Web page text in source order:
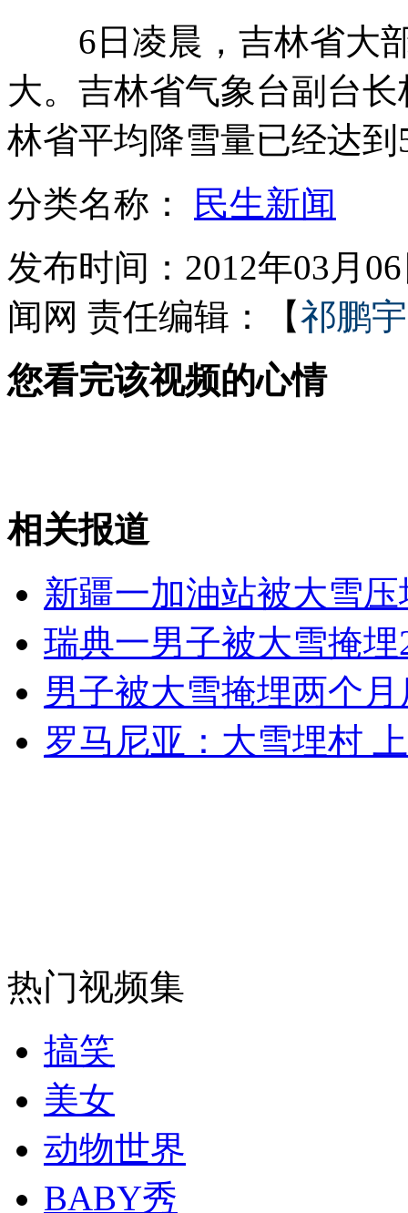
女子买旧收音机里发现三万存单
温家宝：不到最后一刻 绝不松套
山西运城恶犬咬伤多人 警民合力深夜将其击毙
女孩北京地铁殴打老人 痛下狠手拳打脚踢
无痛分娩是否安全 医生回应
安徽一实载49人客车翻车
走！跟着总书记去植树
消防员救轻生者 花炮节热闹非凡 减压"枕头大战"
6日凌晨，吉林省大部
大。吉林省气象台副台
林省平均降雪量已经达到
分类名称：
民生新闻
发布时间：2012年03月
闻网 责任编辑：【祁鹏宇
您看完该视频的心情
相关报道
新疆一加油站被大雪
瑞典一男子被大雪掩
男子被大雪掩埋两个
罗马尼亚：大雪埋村
热门视频集
搞笑
美女
动物世界
BABY秀